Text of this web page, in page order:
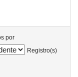
por
Registro(s)